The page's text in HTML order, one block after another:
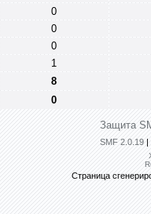
0
0
0
1
8
0
Защита
SMF 2.0.19 |
Страница